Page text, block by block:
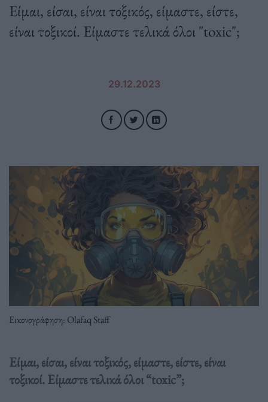
Είμαι, είσαι, είναι τοξικός, είμαστε, είστε,
είναι τοξικοί. Είμαστε τελικά όλοι "toxic";
29.12.2023
Εικονογράφηση: Olafaq Staff
Είμαι, είσαι, είναι τοξικός, είμαστε, είστε, είναι
τοξικοί. Είμαστε τελικά όλοι “toxic”;